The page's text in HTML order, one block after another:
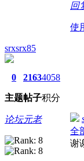
回
使
srxsrx85
0
主题
2163
帖子
4058
积分
论坛元老
全
谢